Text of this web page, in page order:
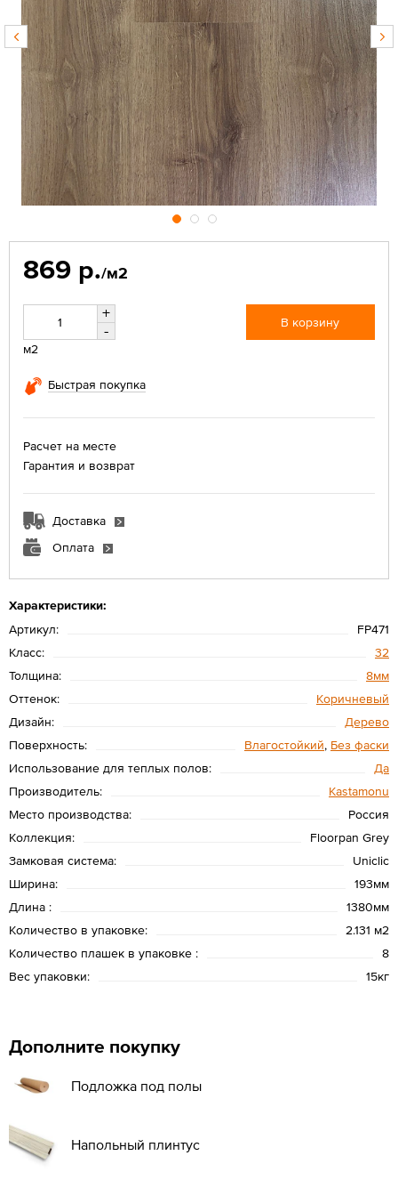
Характеристики:
Артикул:
FP471
Класс:
32
Толщина:
8мм
Оттенок:
Коричневый
Дизайн:
Дерево
Поверхность:
Влагостойкий, Без фаски
Использование для теплых полов:
Да
Производитель:
Kastamonu
Место производства:
Россия
Коллекция:
Floorpan Grey
Замковая система:
Uniclic
Ширина:
193мм
Длина :
1380мм
Количество в упаковке:
2.131 м2
Количество плашек в упаковке :
8
Вес упаковки:
15кг
869 р./м2
+
-
м2
В корзину
Быстрая покупка
Расчет на месте
Гарантия и возврат
Доставка
Оплата
Дополните покупку
Подложка под полы
Напольный плинтус